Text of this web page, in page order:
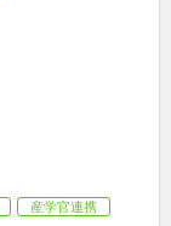
産学官連携